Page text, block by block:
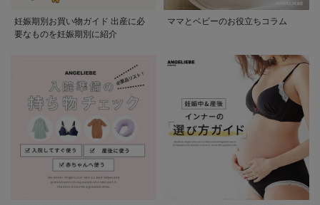
妊娠期別お買い物ガイド 出産に必
要なものを妊娠期別に紹介
ママとベビーのお役立ちコラム